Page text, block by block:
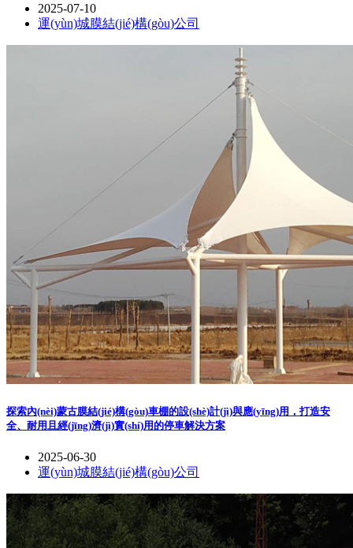
2025-07-10
運(yùn)城膜結(jié)構(gòu)公司
探索內(nèi)蒙古膜結(jié)構(gòu)車棚的設(shè)計(jì)與應(yīng)用，打造安
全、耐用且經(jīng)濟(jì)實(shí)用的停車解決方案
2025-06-30
運(yùn)城膜結(jié)構(gòu)公司